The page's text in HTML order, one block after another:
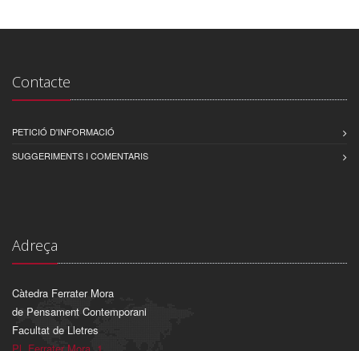
Contacte
PETICIÓ D'INFORMACIÓ
SUGGERIMENTS I COMENTARIS
Adreça
Càtedra Ferrater Mora
de Pensament Contemporani
Facultat de Lletres